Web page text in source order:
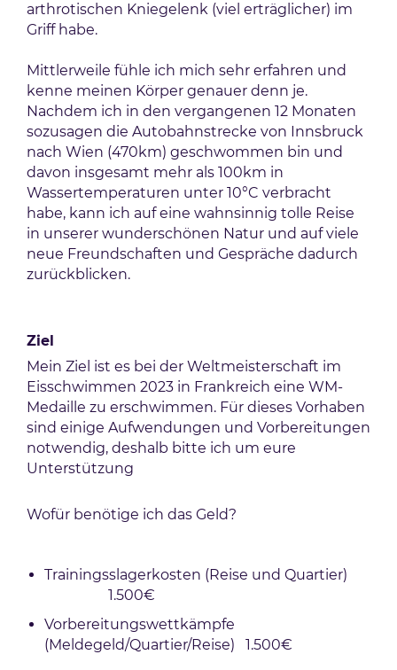
arthrotischen Kniegelenk (viel erträglicher) im
Griff habe.
Mittlerweile fühle ich mich sehr erfahren und
kenne meinen Körper genauer denn je.
Nachdem ich in den vergangenen 12 Monaten
sozusagen die Autobahnstrecke von Innsbruck
nach Wien (470km) geschwommen bin und
davon insgesamt mehr als 100km in
Wassertemperaturen unter 10°C verbracht
habe, kann ich auf eine wahnsinnig tolle Reise
in unserer wunderschönen Natur und auf viele
neue Freundschaften und Gespräche dadurch
zurückblicken.
Ziel
Mein Ziel ist es bei der Weltmeisterschaft im
Eisschwimmen 2023 in Frankreich eine WM-
Medaille zu erschwimmen. Für dieses Vorhaben
sind einige Aufwendungen und Vorbereitungen
notwendig, deshalb bitte ich um eure
Unterstützung
Wofür benötige ich das Geld?
Trainingsslagerkosten (Reise und Quartier)
1.500€
Vorbereitungswettkämpfe
(Meldegeld/Quartier/Reise) 1.500€